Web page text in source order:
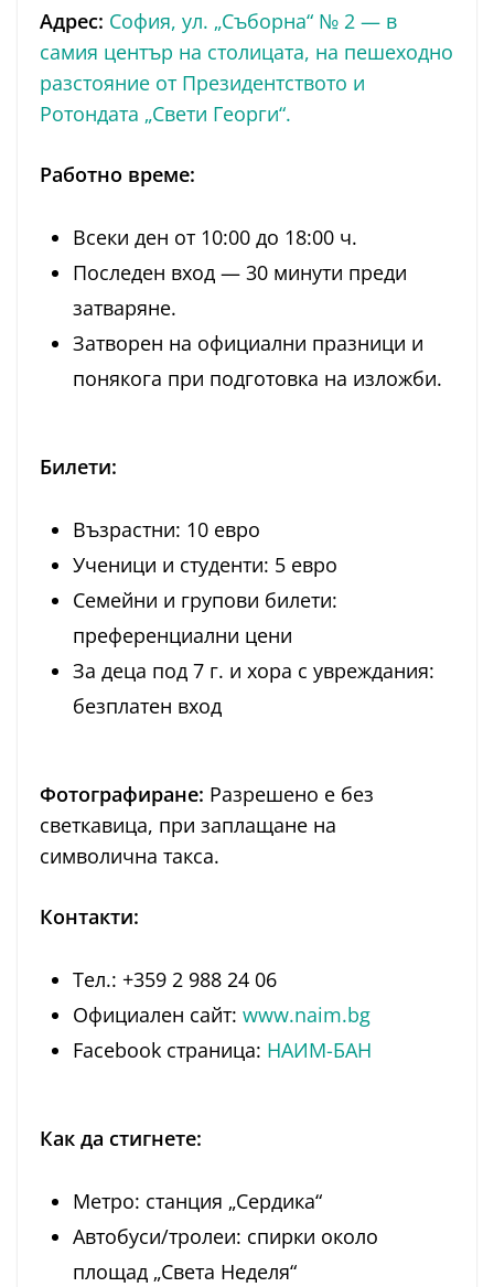
Адрес: София, ул. „Съборна“ № 2 — в
самия център на столицата, на пешеходно
разстояние от Президентството и
Ротондата „Свети Георги“.
Работно време:
Всеки ден от 10:00 до 18:00 ч.
Последен вход — 30 минути преди
затваряне.
Затворен на официални празници и
понякога при подготовка на изложби.
Билети:
Възрастни: 10 евро
Ученици и студенти: 5 евро
Семейни и групови билети:
преференциални цени
За деца под 7 г. и хора с увреждания:
безплатен вход
Фотографиране: Разрешено е без
светкавица, при заплащане на
символична такса.
Контакти:
Тел.: +359 2 988 24 06
Официален сайт: www.naim.bg
Facebook страница: НАИМ-БАН
Как да стигнете:
Метро: станция „Сердика“
Автобуси/тролеи: спирки около
площад „Света Неделя“